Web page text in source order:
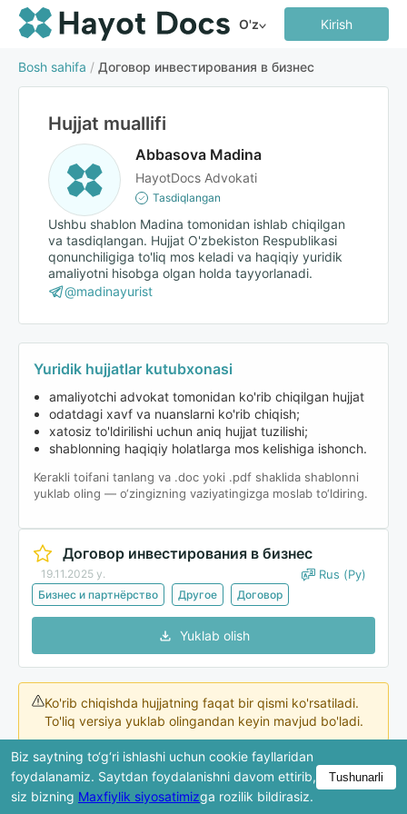
O'z Kirish
Bosh sahifa / Договор инвестирования в бизнес
Hujjat muallifi
Abbasova Madina
HayotDocs Advokati
Tasdiqlangan
Ushbu shablon Madina tomonidan ishlab chiqilgan
va tasdiqlangan. Hujjat O'zbekiston Respublikasi
qonunchiligiga to'liq mos keladi va haqiqiy yuridik
amaliyotni hisobga olgan holda tayyorlanadi.
@madinayurist
Yuridik hujjatlar kutubxonasi
amaliyotchi advokat tomonidan ko'rib chiqilgan hujjat
odatdagi xavf va nuanslarni ko'rib chiqish;
xatosiz to'ldirilishi uchun aniq hujjat tuzilishi;
shablonning haqiqiy holatlarga mos kelishiga ishonch.
Kerakli toifani tanlang va .doc yoki .pdf shaklida shablonni
yuklab oling — o‘zingizning vaziyatingizga moslab to‘ldiring.
Договор инвестирования в бизнес
19.11.2025 y. Rus (Ру)
Бизнес и партнёрство Другое Договор
Yuklab olish
Ko'rib chiqishda hujjatning faqat bir qismi ko'rsatiladi.
To'liq versiya yuklab olingandan keyin mavjud bo'ladi.
ДОГОВОР № __
Biz saytning to‘g‘ri ishlashi uchun cookie fayllaridan
foydalanamiz. Saytdan foydalanishni davom ettirib,
siz bizning Maxfiylik siyosatimizga rozilik bildirasiz.
Tushunarli